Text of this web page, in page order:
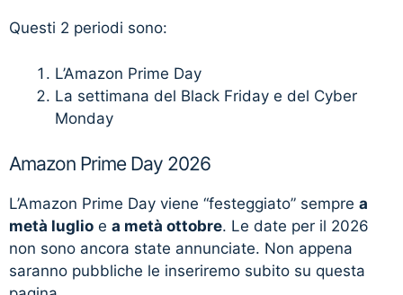
Questi 2 periodi sono:
L’Amazon Prime Day
La settimana del Black Friday e del Cyber
Monday
Amazon Prime Day 2026
L’Amazon Prime Day viene “festeggiato” sempre a
metà luglio e a metà ottobre. Le date per il 2026
non sono ancora state annunciate. Non appena
saranno pubbliche le inseriremo subito su questa